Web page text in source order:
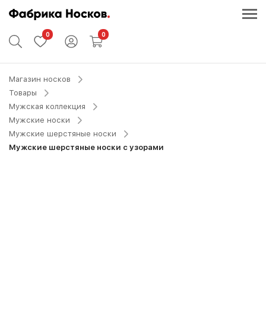
0 0
Магазин носков
Товары
Мужская коллекция
Мужские носки
Мужские шерстяные носки
Мужские шерстяные носки с узорами